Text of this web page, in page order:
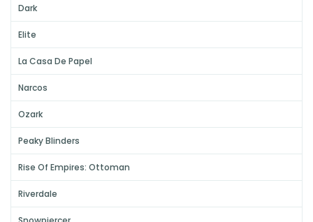
Dark
Elite
La Casa De Papel
Narcos
Ozark
Peaky Blinders
Rise Of Empires: Ottoman
Riverdale